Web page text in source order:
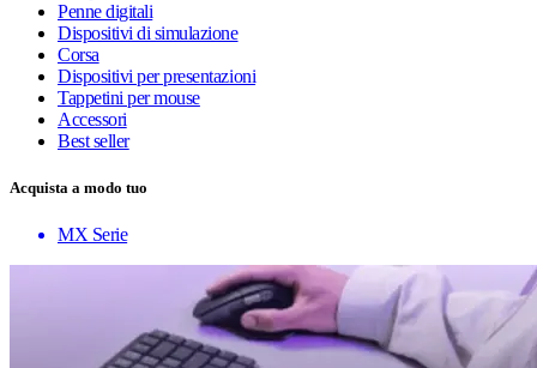
Penne digitali
Dispositivi di simulazione
Corsa
Dispositivi per presentazioni
Tappetini per mouse
Accessori
Best seller
Acquista a modo tuo
MX Serie